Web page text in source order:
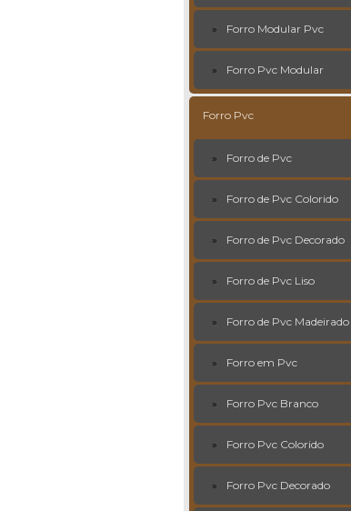
Forro Modular Pvc
Forro Pvc Modular
Forro Pvc
Forro de Pvc
Forro de Pvc Colorido
Forro de Pvc Decorado
Forro de Pvc Liso
Forro de Pvc Madeirado
Forro em Pvc
Forro Pvc Branco
Forro Pvc Colorido
Forro Pvc Decorado